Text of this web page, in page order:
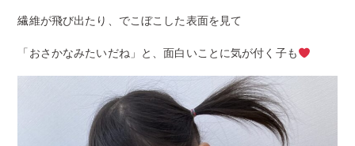
繊維が飛び出たり、でこぼこした表面を見て
「おさかなみたいだね」と、面白いことに気が付く子も